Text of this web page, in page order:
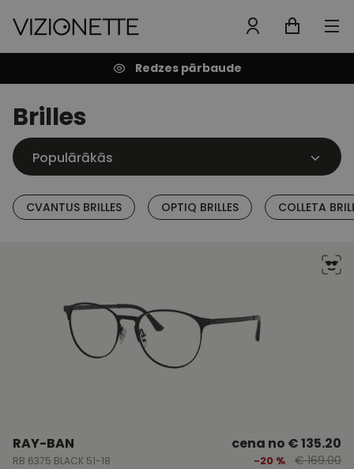
Redzes pārbaude
Brilles
CVANTUS BRILLES OPTIQ BRILLES COLLETA
RAY-BAN
RB 6375 BLACK 51-18
cena no € 135.20
-20 % € 169.00